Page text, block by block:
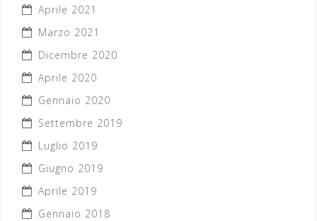
Aprile 2021
Marzo 2021
Dicembre 2020
Aprile 2020
Gennaio 2020
Settembre 2019
Luglio 2019
Giugno 2019
Aprile 2019
Gennaio 2018